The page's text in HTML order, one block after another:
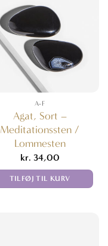
A-F
Agat, Sort –
Meditationssten /
Lommesten
kr. 34,00
TILFØJ TIL KURV